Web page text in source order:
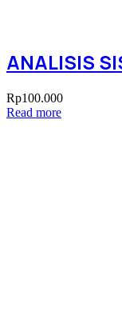
ANALISIS
Rp100.000
Read more